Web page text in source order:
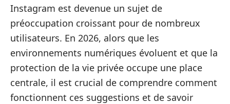
Instagram est devenue un sujet de
préoccupation croissant pour de nombreux
utilisateurs. En 2026, alors que les
environnements numériques évoluent et que la
protection de la vie privée occupe une place
centrale, il est crucial de comprendre comment
fonctionnent ces suggestions et de savoir